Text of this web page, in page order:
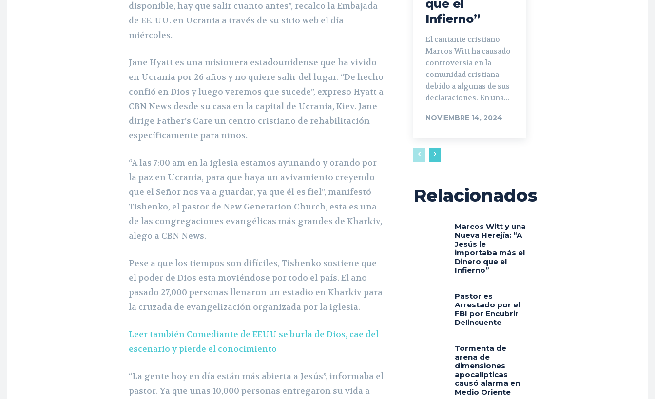
disponible, hay que salir cuanto antes”, recalco la Embajada
de EE. UU. en Ucrania a través de su sitio web el día
miércoles.
Jane Hyatt es una misionera estadounidense que ha vivido
en Ucrania por 26 años y no quiere salir del lugar. “De hecho
confió en Dios y luego veremos que sucede”, expreso Hyatt a
CBN News desde su casa en la capital de Ucrania, Kiev. Jane
dirige Father’s Care un centro cristiano de rehabilitación
específicamente para niños.
“A las 7:00 am en la iglesia estamos ayunando y orando por
la paz en Ucrania, para que haya un avivamiento creyendo
que el Señor nos va a guardar, ya que él es fiel”, manifestó
Tishenko, el pastor de New Generation Church, esta es una
de las congregaciones evangélicas más grandes de Kharkiv,
alego a CBN News.
Pese a que los tiempos son difíciles, Tishenko sostiene que
el poder de Dios esta moviéndose por todo el país. El año
pasado 27,000 personas llenaron un estadio en Kharkiv para
la cruzada de evangelización organizada por la iglesia.
Leer también Comediante de EEUU se burla de Dios, cae del
escenario y pierde el conocimiento
“La gente hoy en día están más abierta a Jesús”, informaba el
pastor. Ya que unas 10,000 personas entregaron su vida a
que el
Infierno”
El cantante cristiano
Marcos Witt ha causado
controversia en la
comunidad cristiana
debido a algunas de sus
declaraciones. En una...
NOVIEMBRE 14, 2024
Relacionados
Marcos Witt y una
Nueva Herejía: “A
Jesús le
importaba más el
Dinero que el
Infierno”
Pastor es
Arrestado por el
FBI por Encubrir
Delincuente
Tormenta de
arena de
dimensiones
apocalípticas
causó alarma en
Medio Oriente